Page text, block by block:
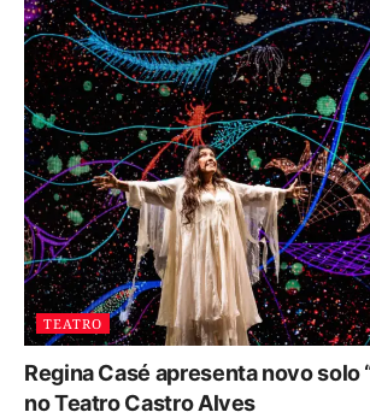
TEATRO
Regina Casé apresenta novo solo
no Teatro Castro Alves